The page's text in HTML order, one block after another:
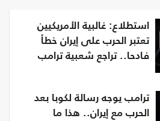
استطلاع: غالبية الأمريكيين
تعتبر الحرب على إيران خطأ
فادحا.. تراجع شعبية ترامب
ترامب يوجه رسالة لكوبا بعد
الحرب مع إيران.. هذا ما